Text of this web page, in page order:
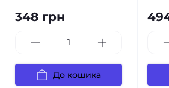
348 грн
До кошика